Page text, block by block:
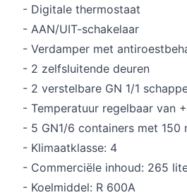
- Digitale thermostaat
- AAN/UIT-schakelaar
- Verdamper met
- 2 zelfsluitende deuren
- 2 verstelbare GN 1/1
- Temperatuur regelbaar van
- 5 GN1/6 containers met
- Klimaatklasse: 4
- Commerciële inhoud: 265
- Koelmiddel: R 600A